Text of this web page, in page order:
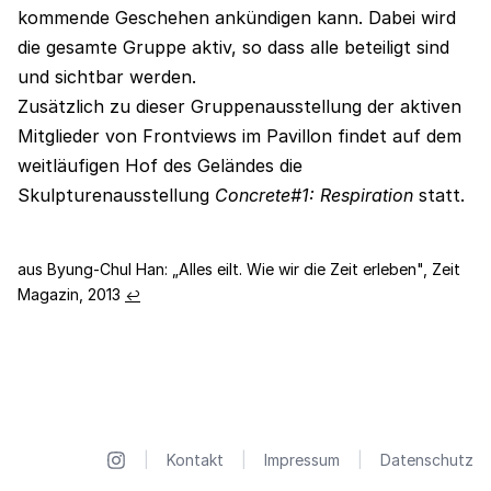
kommende Geschehen ankündigen kann. Dabei wird
die gesamte Gruppe aktiv, so dass alle beteiligt sind
und sichtbar werden.
Zusätzlich zu dieser Gruppenausstellung der aktiven
Mitglieder von Frontviews im Pavillon findet auf dem
weitläufigen Hof des Geländes die
Skulpturenausstellung Concrete#1: Respiration statt.
Footnotes
aus Byung-Chul Han: „Alles eilt. Wie wir die Zeit erleben", Zeit
Magazin, 2013 ↩
Kontakt Impressum Datenschutz